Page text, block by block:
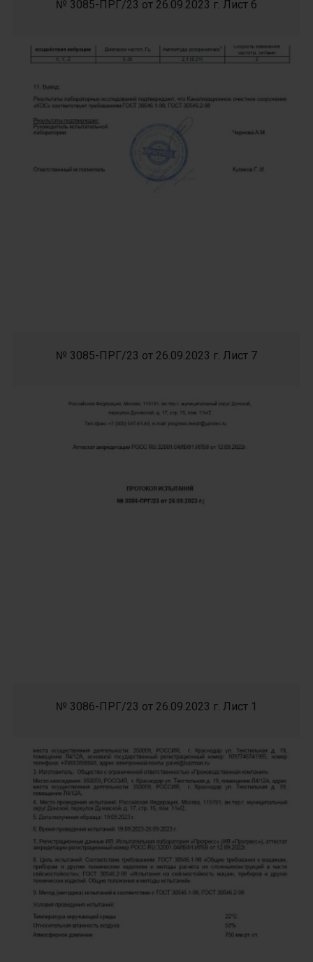
№ 3085-ПРГ/23 от 26.09.2023 г. Лист 6
№ 3085-ПРГ/23 от 26.09.2023 г. Лист 7
№ 3086-ПРГ/23 от 26.09.2023 г. Лист 1